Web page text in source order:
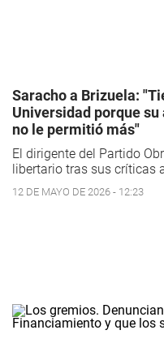
Saracho a Brizuela:
Universidad porque
no le permitió más"
El dirigente del Partido
libertario tras sus críticas
12 DE MAYO DE 2026 - 12:23